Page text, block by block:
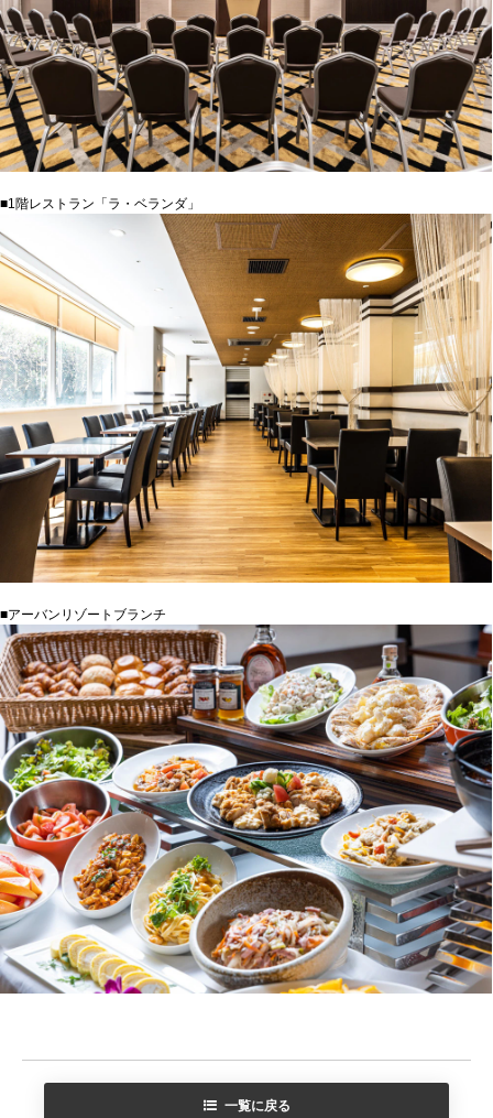
■1階レストラン「ラ・ベランダ」
■アーバンリゾートブランチ
一覧に戻る